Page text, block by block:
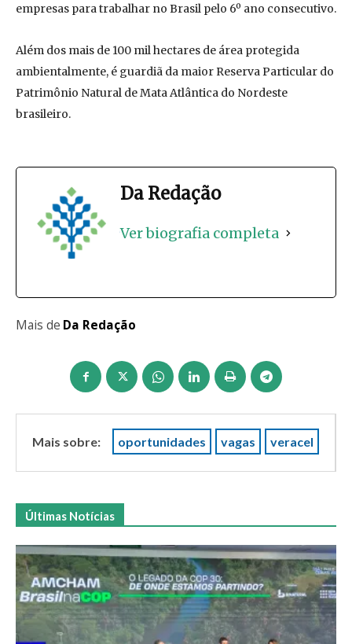
empresas para trabalhar no Brasil pelo 6º ano consecutivo.
Além dos mais de 100 mil hectares de área protegida
ambientalmente, é guardiã da maior Reserva Particular do
Patrimônio Natural de Mata Atlântica do Nordeste
brasileiro.
Da Redação
Ver biografia completa
Mais de Da Redação
Mais sobre: oportunidades vagas veracel
Últimas Notícias